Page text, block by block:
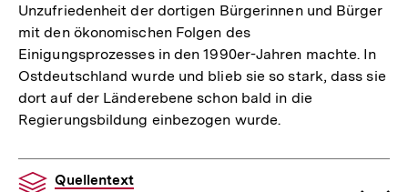
Unzufriedenheit der dortigen Bürgerinnen und Bürger
mit den ökonomischen Folgen des
Einigungsprozesses in den 1990er-Jahren machte. In
Ostdeutschland wurde und blieb sie so stark, dass sie
dort auf der Länderebene schon bald in die
Regierungsbildung einbezogen wurde.
Quellentext